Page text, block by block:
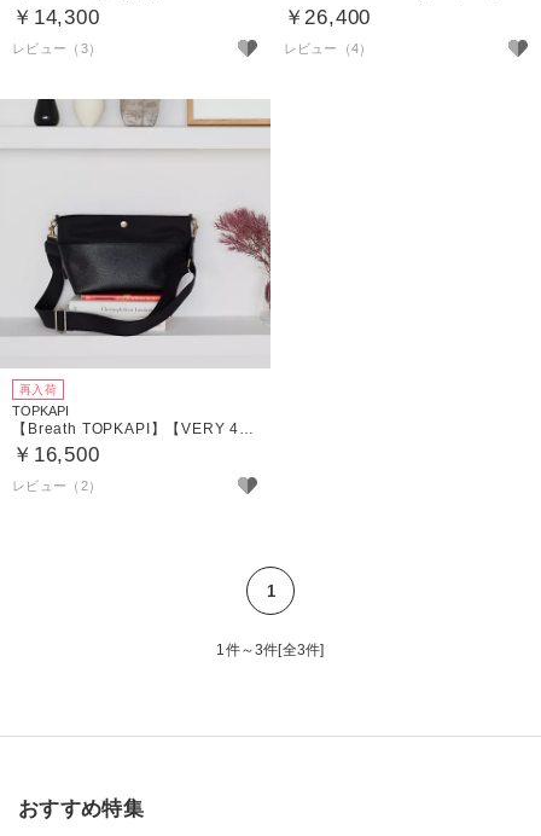
￥14,300
レビュー（3）
￥26,400
レビュー（4）
再入荷
TOPKAPI
【Breath TOPKAPI】【VERY 4月号掲載】SCOTCH GRAIN スコッチグレイン マザーズバッグ バイカラー ショルダーバッグ
￥16,500
レビュー（2）
1
1件～3件[全3件]
おすすめ特集